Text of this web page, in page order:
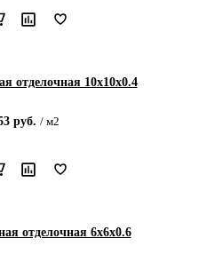
отделочная 10х10х0.4
руб. / м2
отделочная 6х6х0.6